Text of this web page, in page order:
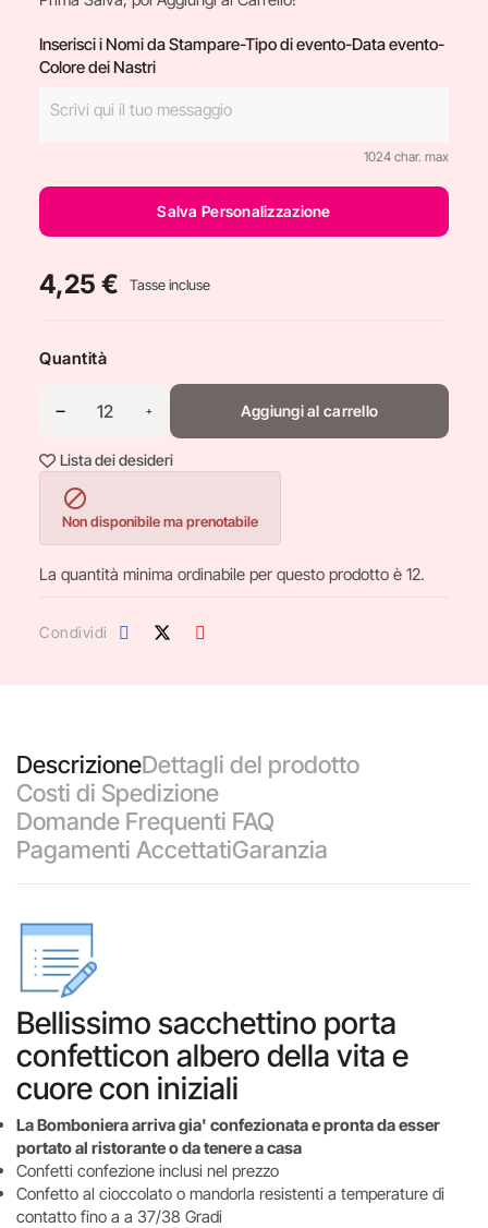
Inserisci i Nomi da Stampare-Tipo di evento-Data evento-
Colore dei Nastri
1024 char. max
Salva Personalizzazione
4,25 € Tasse incluse
Quantità
Aggiungi al carrello
Lista dei desideri

Non disponibile ma prenotabile
La quantità minima ordinabile per questo prodotto è 12.
Condividi
DescrizioneDettagli del prodotto
Costi di Spedizione
Domande Frequenti FAQ
Pagamenti AccettatiGaranzia
Bellissimo sacchettino porta
confetticon albero della vita e
cuore con iniziali
La Bomboniera arriva gia' confezionata e pronta da esser
portato al ristorante o da tenere a casa
Confetti confezione inclusi nel prezzo
Confetto al cioccolato o mandorla resistenti a temperature di
contatto fino a a 37/38 Gradi